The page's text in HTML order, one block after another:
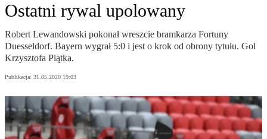
Ostatni rywal upolowany
Robert Lewandowski pokonał wreszcie bramkarza Fortuny
Duesseldorf. Bayern wygrał 5:0 i jest o krok od obrony tytułu. Gol
Krzysztofa Piątka.
Publikacja: 31.05.2020 19:03